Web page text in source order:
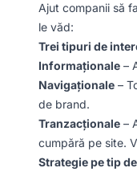
Ajut companii să
le văd:
Trei tipuri de
Informaționale –
Navigaționale –
de brand.
Tranzacționale –
cumpără pe site.
Strategie pe tip